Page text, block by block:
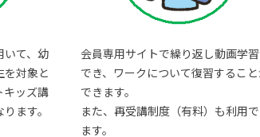
いて、幼
を対象と
キッズ講
ます。
会員専用サイトで繰り返し動画学
でき、ワークについて復習するこ
できます。
また、再受講制度（有料）も利用
ます。